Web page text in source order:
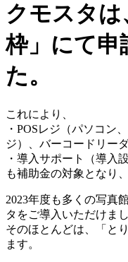
クモスタは
枠」にて申
た。
これにより、
・POSレジ（パソコン
ジ）、バーコードリーダ
・導入サポート（導入
も補助金の対象となり
2023年度も多くの写真
タをご導入いただけまし
そのほとんどは、「と
ます。